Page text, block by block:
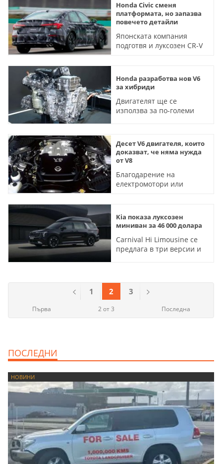
Honda Civic сменя
платформата, но запазва
повечето детайли
Японската компания
подготвя и луксозен CR-V
Honda разработва нов V6
за хибриди
Двигателят ще се
използва за по-големи
Десет V6 двигателя, които
доказват, че няма нужда
от V8
Благодарение на
електромотори или
Kia показа луксозен
миниван за 46 000 долара
Carnival Hi Limousine се
предлага в три версии и
2 от 3 Последна
1 2 3
Първа
ПОСЛЕДНИ
НОВИНИ